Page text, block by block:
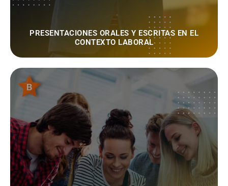
PRESENTACIONES ORALES Y ESCRITAS EN EL
CONTEXTO LABORAL